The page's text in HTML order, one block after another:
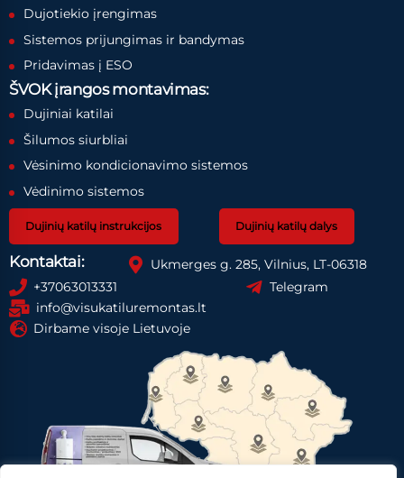
Dujotiekio įrengimas
Sistemos prijungimas ir bandymas
Pridavimas į ESO
ŠVOK įrangos montavimas:
Dujiniai katilai
Šilumos siurbliai
Vėsinimo kondicionavimo sistemos
Vėdinimo sistemos
Dujinių katilų instrukcijos Dujinių katilų dalys
Kontaktai:
Ukmerges g. 285, Vilnius, LT-06318
+37063013331
Telegram
info@visukatiluremontas.lt
Dirbame visoje Lietuvoje